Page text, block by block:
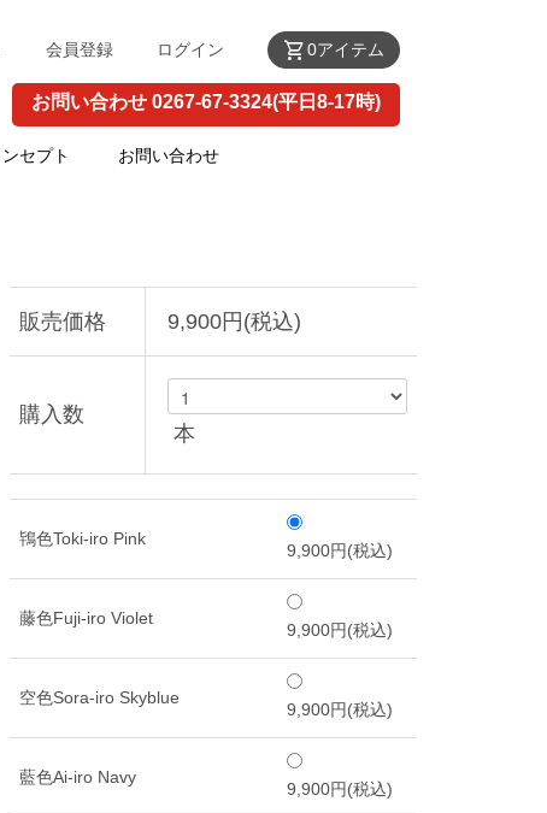
shopping_cart0アイテム
会員登録 ログイン
お問い合わせ 0267-67-3324(平日8-17時)
セプト お問い合わせ
販売価格 9,900円(税込)
購入数
本
鴇色Toki-iro Pink
9,900円(税込)
藤色Fuji-iro Violet
9,900円(税込)
空色Sora-iro Skyblue
9,900円(税込)
藍色Ai-iro Navy
9,900円(税込)